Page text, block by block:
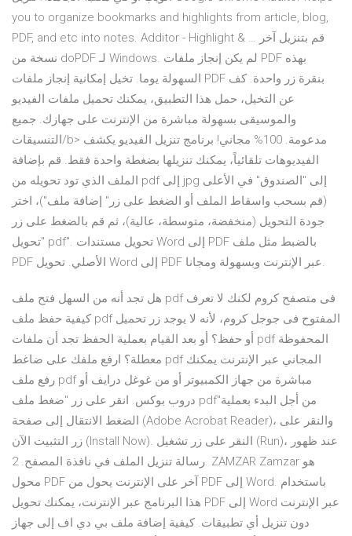
you to organize bookmarks and highlights from article, blog,
PDF, and etc into notes. Additor - Highlight & … قم بتنزيل آخر
نسخة من doPDF لـ Windows. لم يكن إنجاز ملفات PDF بهذه
السهولة يوما. تخيل إمكانية إنجاز ملفات PDF بنقرة زر واحدة. كف
عن التخيل، حمل هذا التطبيق، يمكنك تحميل ملفات الفيديو
والموسيقى بسهولة مباشرة من الإنترنت على جهازك. جميع
التنسيقات/b> مدعومة. 100% مجاني! برنامج تنزيل الفيديو يكشف
الفيديوهات تلقائياً، يمكنك تنزيلها بضغطة واحدة فقط. قم بإضافة
الملف الذي تود تحويله من pdf إلى jpg إلى "الصندوق" في الأعلى
(قم بسحب واسقاط الملف أو الضغط على زر" إضافة ملف")، اختر
جودة التحويل (منخفضة، متوسطة، عالية)، ثم قم بالضغط على زر
"تحويل pdf". تحويل مستندات Word إلى PDF بالضبط مثل ملف
PDF الأصلي. تحويل Word إلى PDF عبر الإنترنت وبسهولة ومجانا.
هل تجد أنه من السهل فتح ملف pdf فى متصفح كروم لكنك لا تعرف
كيفية حفظ ملف pdf المفتوح فى جوجل كروم، لأنه لا يوجد زر تحميل
أو حفظ؟ أو بعد القيام بعملية الحفظ تجد أن ملفات pdf المحفوظة
معطلة؟ ارفع ملفك على ضاغط pdf المجاني عبر الإنترنت.يمكنك
رفع ملف pdf مباشرة من جهاز الكمبيوتر أو من غوغل درايف أو
دروب بوكس. انقر على زر "ضغط ملف pdf"من أجل البدء بعملية
الضغط الانتقال إلى صفحة (Adobe Acrobat Reader)، والنقر على
زر التثبيت الآن (Install Now). النقر على زر تشغيل (Run)، عند ظهور
رسالة تنزيل الملف في نافذة المصفح. 2. ZAMZAR Zamzar هو
محول PDF آخر على الإنترنت يحول من PDF إلى Word. باستخدام
هذا البرنامج عبر الإنترنت، يمكنك تحويل PDF إلى Word عبر الإنترنت
دون تنزيل أي تطبيقات. كيفية إضافة ملف بي دي اف إلى جهاز